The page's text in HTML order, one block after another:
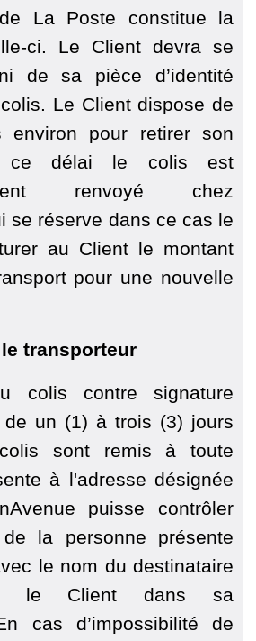
de La Poste constitue la
ci. Le Client devra se
de sa pièce d’identité
Le Client dispose de
environ pour retirer son
ce délai le colis est
renvoyé chez
se réserve dans ce cas le
au Client le montant
pour une nouvelle
transporteur
colis contre signature
un (1) à trois (3) jours
sont remis à toute
à l'adresse désignée
puisse contrôler
de la personne présente
le nom du destinataire
le Client dans sa
cas d’impossibilité de